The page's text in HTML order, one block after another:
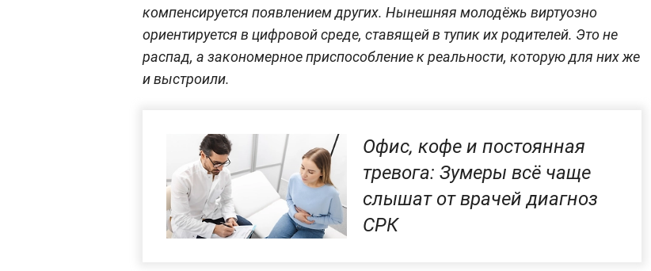
компенсируется появлением других. Нынешняя молодёжь виртуозно
ориентируется в цифровой среде, ставящей в тупик их родителей. Это не
распад, а закономерное приспособление к реальности, которую для них же
и выстроили.
Офис, кофе и постоянная
тревога: Зумеры всё чаще
слышат от врачей диагноз
СРК